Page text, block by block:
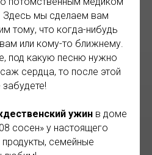
Здесь мы сделаем вам
тому, что когда-нибудь
или кому-то ближнему.
под какую песню нужно
сердца, то после этой
забудете!
ужин в доме
сосен» у настоящего
семейные